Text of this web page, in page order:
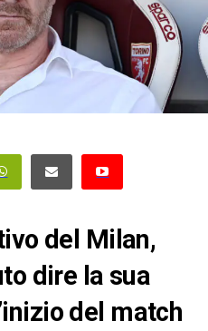
del Milan,
dire la sua
del match